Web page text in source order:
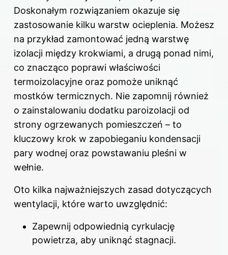
Doskonałym rozwiązaniem okazuje się
zastosowanie kilku warstw ocieplenia. Możesz
na przykład zamontować jedną warstwę
izolacji między krokwiami, a drugą ponad nimi,
co znacząco poprawi właściwości
termoizolacyjne oraz pomoże uniknąć
mostków termicznych. Nie zapomnij również
o zainstalowaniu dodatku paroizolacji od
strony ogrzewanych pomieszczeń – to
kluczowy krok w zapobieganiu kondensacji
pary wodnej oraz powstawaniu pleśni w
wełnie.
Oto kilka najważniejszych zasad dotyczących
wentylacji, które warto uwzględnić:
Zapewnij odpowiednią cyrkulację
powietrza, aby uniknąć stagnacji.